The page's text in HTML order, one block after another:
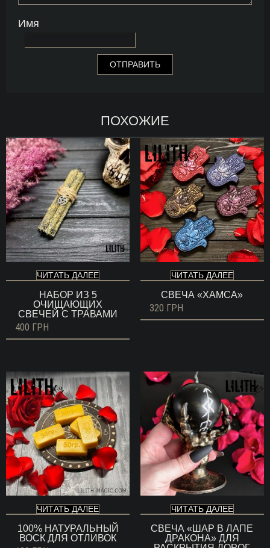
Имя
ПОХОЖИЕ
ЧИТАТЬ ДАЛЕЕ
НАБОР ИЗ 5
ОЧИЩАЮЩИХ
СВЕЧЕЙ С ТРАВАМИ
400 ГРН
ЧИТАТЬ ДАЛЕЕ
СВЕЧА «ХАМСА»
320 ГРН
ЧИТАТЬ ДАЛЕЕ
100% НАТУРАЛЬНЫЙ
ВОСК ДЛЯ ОТЛИВОК
ЧИТАТЬ ДАЛЕЕ
СВЕЧА «ШАР В ЛАПЕ
ДРАКОНА» ДЛЯ